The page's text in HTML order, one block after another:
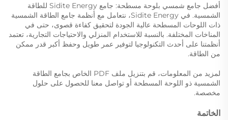
أفضل جامع شمسي بلوحة مسطحة: جامع Sidite Energy للطاقة
الشمسية. في Sidite Energy، نتعامل مع أنظمة جامع الطاقة الشمسية
ذات اللوحات المسطحة عالية الجودة لتحقيق كفاءة قصوى، حتى في
المناخات المختلفة. بالنسبة للاستخدام المنزلي والاحتياجات التجارية، تعتمد
أنظمتنا على أحدث التكنولوجيا لتوفير عمر طويل وحفظ أكبر قدر ممكن
من الطاقة.
لمزيد من المعلومات، قم بتنزيل ملف PDF الخاص بجامع الطاقة
الشمسية ذو اللوحة المسطحة أو تواصل معنا للحصول على حلول
مخصصة.
الخاتمة